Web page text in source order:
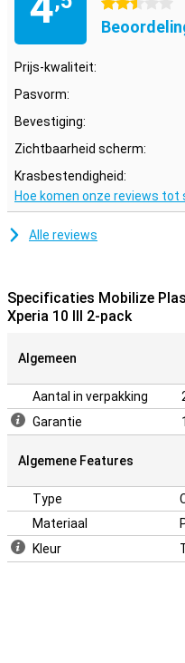
handige tips check de video
2.5 sterren
Prijs-kwaliteit:
Pasvorm:
Bevestiging:
Zichtbaarheid scherm:
Krasbestendigheid:
Hoe komen onze reviews tot
Alle reviews
Specificaties Mobilize
Xperia 10 III 2-pack
Algemeen
Aantal in verpakking
Garantie
Algemene Features
Type
Materiaal
Kleur